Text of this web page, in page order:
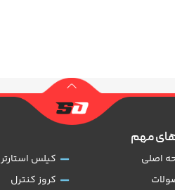
مهم
اصلی
کیلس استارتر
کروز کنترل